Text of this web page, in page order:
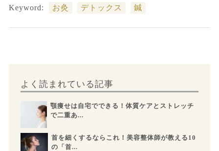
Keyword: お灸 デトックス 鍼
よく読まれている記事
顎痩せは自宅でできる！体質ケアとストレッチ
で二重あ...
首を細くするならこれ！美容整体師が教える10
の「首...